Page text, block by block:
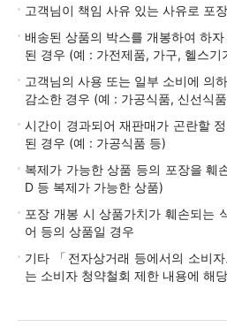
고객님이 책임 사유 있는 사유로 포
배송된 상품의 박스를 개봉하여 하
된 경우 (예 : 가전제품, 가구, 헬스기
고객님의 사용 또는 일부 소비에 의
감소한 경우 (예 : 가공식품, 신선식
시간이 경과되어 재판매가 곤란할
된 경우 (예 : 가공식품 등)
복제가 가능한 상품 등의 포장을 훼
D 등 복제가 가능한 상품)
포장 개봉 시 상품가치가 훼손되는
어 등의 상품일 경우
기타 「전자상거래 등에서의 소비
는 소비자 청약철회 제한 내용에 해